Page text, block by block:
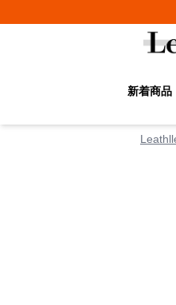
新着商品